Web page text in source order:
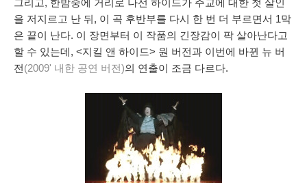
그리고, 한밤중에 거리로 나선 하이드가 주교에 대한 첫 살인
을 저지르고 난 뒤, 이 곡 후반부를 다시 한 번 더 부르면서 1막
은 끝이 난다. 이 장면부터 이 작품의 긴장감이 팍 살아난다고
할 수 있는데, <지킬 앤 하이드> 원 버전과 이번에 바뀐 뉴 버
전 (2009' 내한 공연 버전)의 연출이 조금 다르다.